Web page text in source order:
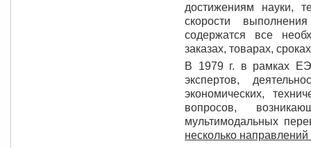
достижениям науки,
скорости
содержатся все
заказах, товарах,
В 1979 г. в рамках
экспертов,
экономических,
вопросов,
мультимодальных
несколько направлений